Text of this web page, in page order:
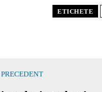
ETICHETE